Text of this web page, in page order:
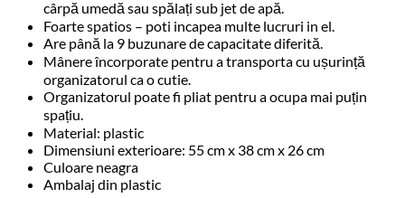
cârpă umedă sau spălați sub jet de apă.
Foarte spatios – poti incapea multe lucruri in el.
Are până la 9 buzunare de capacitate diferită.
Mânere încorporate pentru a transporta cu ușurință
organizatorul ca o cutie.
Organizatorul poate fi pliat pentru a ocupa mai puțin
spațiu.
Material: plastic
Dimensiuni exterioare: 55 cm x 38 cm x 26 cm
Culoare neagra
Ambalaj din plastic